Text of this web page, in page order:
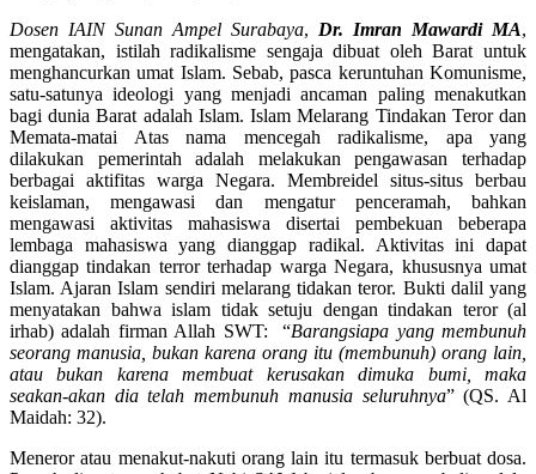
Dosen IAIN Sunan Ampel Surabaya, Dr. Imran Mawardi MA,
mengatakan, istilah radikalisme sengaja dibuat oleh Barat untuk
menghancurkan umat Islam. Sebab, pasca keruntuhan Komunisme,
satu-satunya ideologi yang menjadi ancaman paling menakutkan
bagi dunia Barat adalah Islam. Islam Melarang Tindakan Teror dan
Memata-matai Atas nama mencegah radikalisme, apa yang
dilakukan pemerintah adalah melakukan pengawasan terhadap
berbagai aktifitas warga Negara. Membreidel situs-situs berbau
keislaman, mengawasi dan mengatur penceramah, bahkan
mengawasi aktivitas mahasiswa disertai pembekuan beberapa
lembaga mahasiswa yang dianggap radikal. Aktivitas ini dapat
dianggap tindakan terror terhadap warga Negara, khususnya umat
Islam. Ajaran Islam sendiri melarang tidakan teror. Bukti dalil yang
menyatakan bahwa islam tidak setuju dengan tindakan teror (al
irhab) adalah firman Allah SWT: “Barangsiapa yang membunuh
seorang manusia, bukan karena orang itu (membunuh) orang lain,
atau bukan karena membuat kerusakan dimuka bumi, maka
seakan-akan dia telah membunuh manusia seluruhnya” (QS. Al
Maidah: 32).
Meneror atau menakut-nakuti orang lain itu termasuk berbuat dosa.